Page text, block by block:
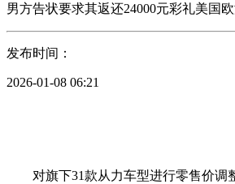
男方告状要求其返还24000元彩礼美国
发布时间：
2026-01-08 06:21
对旗下31款从力车型进行零售价调